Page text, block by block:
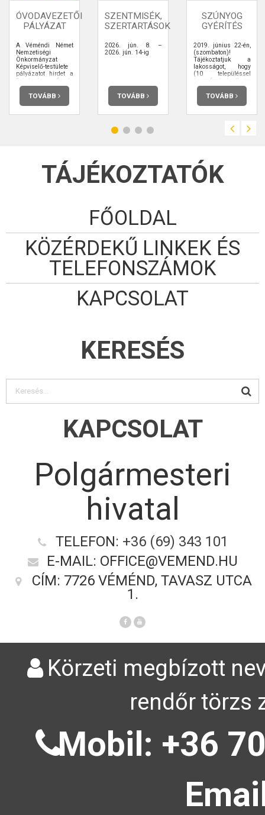
ÓVODAVEZETŐI
PÁLYÁZAT
A Véméndi Német
Nemzetiségi
Önkormányzat
Képviselő-testülete
pályázatot hirdet a
Szivárvány Óvoda
Véménd
(Regenbogen
Kindergarten
intézményvezetői
TOVÁBB
SZENTMISÉK,
SZERTARTÁSOK
2026. jún. 8. –
2026. jún. 14-ig
TOVÁBB
SZÚNYOG
GYÉRÍTÉS
2019. június 22-én,
(szombaton)!
Tájékoztatjuk a
lakosságot, hogy
(10 településsel
összefogásával) az
Önkormányzat
megbízásából 2019.
június 22-én,
tól légi
kerül sor Véménd
méheiket tartsák
bezárva.
TOVÁBB
TÁJÉKOZTATÓK
FŐOLDAL
KÖZÉRDEKŰ LINKEK ÉS
TELEFONSZÁMOK
KAPCSOLAT
KERESÉS
KAPCSOLAT
Polgármesteri
hivatal
TELEFON: +36 (69) 343 101
E-MAIL: OFFICE@VEMEND.HU
CÍM: 7726 VÉMÉND, TAVASZ UTCA
1.
Körzeti megbízott
rendőr törzs
Mobil: +36